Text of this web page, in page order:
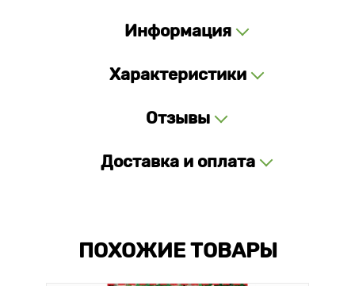
Информация
Характеристики
Отзывы
Доставка и оплата
ПОХОЖИЕ ТОВАРЫ